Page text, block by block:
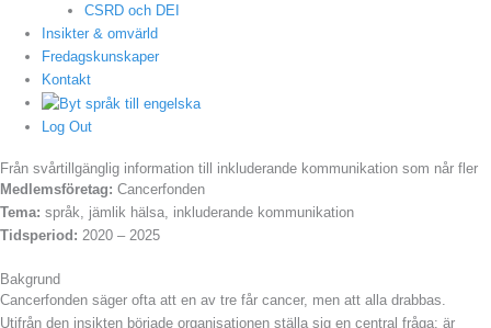
CSRD och DEI
Insikter & omvärld
Fredagskunskaper
Kontakt
Log Out
Från svårtillgänglig information till inkluderande kommunikation som når fler
Medlemsföretag: Cancerfonden
Tema: språk, jämlik hälsa, inkluderande kommunikation
Tidsperiod: 2020 – 2025
Bakgrund
Cancerfonden säger ofta att en av tre får cancer, men att alla drabbas.
Utifrån den insikten började organisationen ställa sig en central fråga: är